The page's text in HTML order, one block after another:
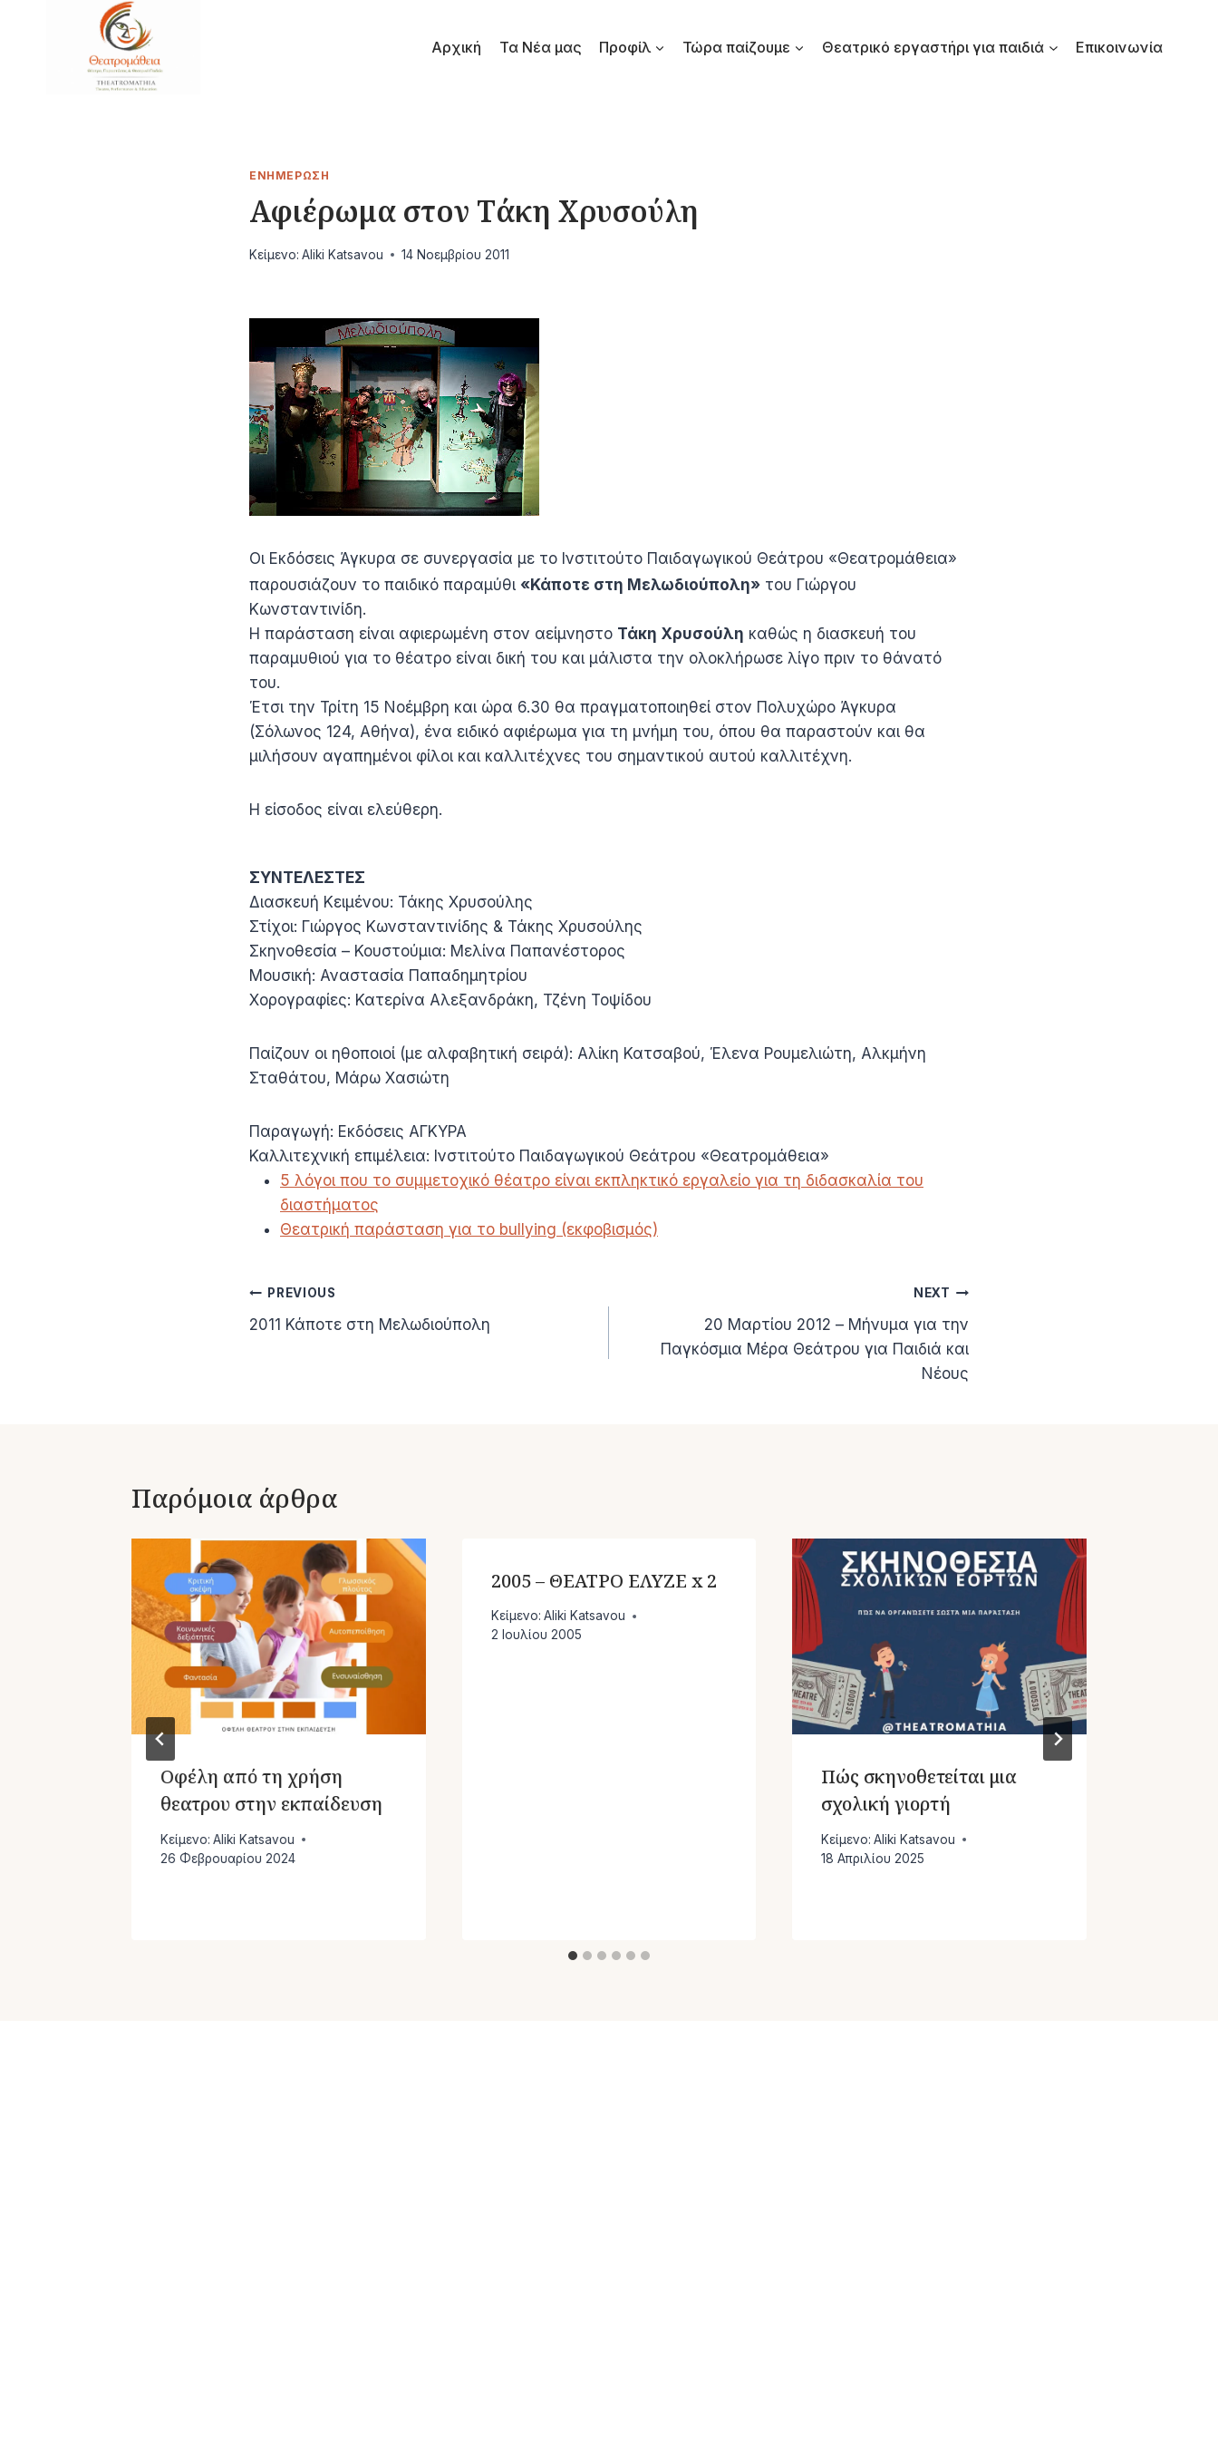
Αρχική Τα Νέα μας Προφίλ Τώρα παίζουμε Θεατρικό εργαστήρι για παιδιά Επικοινωνία
ΕΝΗΜΈΡΩΣΗ
Αφιέρωμα στον Τάκη Χρυσούλη
Κείμενο: Aliki Katsavou 14 Νοεμβρίου 2011
Οι Εκδόσεις Άγκυρα σε συνεργασία με το Ινστιτούτο Παιδαγωγικού Θεάτρου «Θεατρομάθεια»
παρουσιάζουν το παιδικό παραμύθι «Κάποτε στη Μελωδιούπολη» του Γιώργου
Κωνσταντινίδη.
Η παράσταση είναι αφιερωμένη στον αείμνηστο Τάκη Χρυσούλη καθώς η διασκευή του
παραμυθιού για το θέατρο είναι δική του και μάλιστα την ολοκλήρωσε λίγο πριν το θάνατό
του.
Έτσι την Τρίτη 15 Νοέμβρη και ώρα 6.30 θα πραγματοποιηθεί στον Πολυχώρο Άγκυρα
(Σόλωνος 124, Αθήνα), ένα ειδικό αφιέρωμα για τη μνήμη του, όπου θα παραστούν και θα
μιλήσουν αγαπημένοι φίλοι και καλλιτέχνες του σημαντικού αυτού καλλιτέχνη.
Η είσοδος είναι ελεύθερη.
ΣΥΝΤΕΛΕΣΤΕΣ
Διασκευή Κειμένου: Τάκης Χρυσούλης
Στίχοι: Γιώργος Κωνσταντινίδης & Τάκης Χρυσούλης
Σκηνοθεσία – Κουστούμια: Μελίνα Παπανέστορος
Μουσική: Αναστασία Παπαδημητρίου
Χορογραφίες: Κατερίνα Αλεξανδράκη, Τζένη Τοψίδου
Παίζουν οι ηθοποιοί (με αλφαβητική σειρά): Αλίκη Κατσαβού, Έλενα Ρουμελιώτη, Αλκμήνη
Σταθάτου, Μάρω Χασιώτη
Παραγωγή: Εκδόσεις ΑΓΚΥΡΑ
Καλλιτεχνική επιμέλεια: Ινστιτούτο Παιδαγωγικού Θεάτρου «Θεατρομάθεια»
5 λόγοι που το συμμετοχικό θέατρο είναι εκπληκτικό εργαλείο για τη διδασκαλία του
διαστήματος
Θεατρική παράσταση για το bullying (εκφοβισμός)
Πλοήγηση
άρθρων
PREVIOUS
2011 Κάποτε στη Μελωδιούπολη
NEXT
20 Μαρτίου 2012 – Μήνυμα για την
Παγκόσμια Μέρα Θεάτρου για Παιδιά και
Νέους
Παρόμοια άρθρα
Οφέλη από τη χρήση
θεατρου στην εκπαίδευση
Κείμενο: Aliki Katsavou
26 Φεβρουαρίου 2024
2005 – ΘΕΑΤΡΟ ΕΛΥΖΕ x 2
Κείμενο: Aliki Katsavou
2 Ιουλίου 2005
Πώς σκηνοθετείται μια
σχολική γιορτή
Κείμενο: Aliki Katsavou
18 Απριλίου 2025